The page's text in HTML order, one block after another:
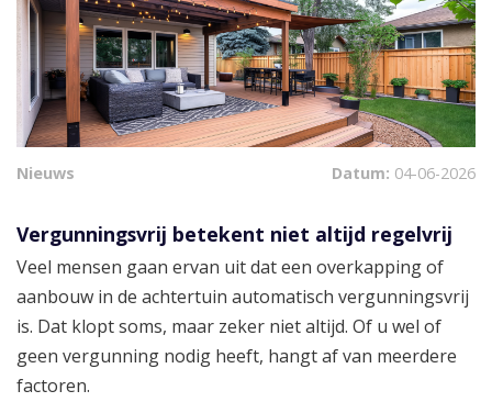
Nieuws Datum: 04-06-2026
Vergunningsvrij betekent niet altijd regelvrij
Veel mensen gaan ervan uit dat een overkapping of
aanbouw in de achtertuin automatisch vergunningsvrij
is. Dat klopt soms, maar zeker niet altijd. Of u wel of
geen vergunning nodig heeft, hangt af van meerdere
factoren.